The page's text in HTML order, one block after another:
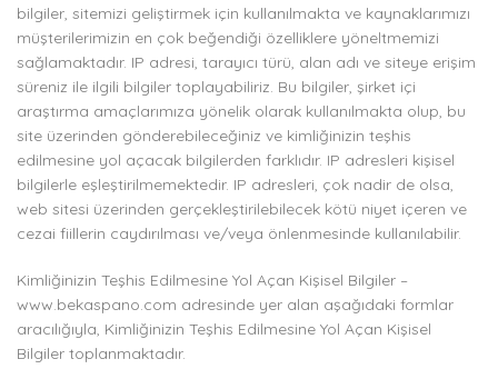
bilgiler, sitemizi geliştirmek için kullanılmakta ve kaynaklarımızı
müşterilerimizin en çok beğendiği özelliklere yöneltmemizi
sağlamaktadır. IP adresi, tarayıcı türü, alan adı ve siteye erişim
süreniz ile ilgili bilgiler toplayabiliriz. Bu bilgiler, şirket içi
araştırma amaçlarımıza yönelik olarak kullanılmakta olup, bu
site üzerinden gönderebileceğiniz ve kimliğinizin teşhis
edilmesine yol açacak bilgilerden farklıdır. IP adresleri kişisel
bilgilerle eşleştirilmemektedir. IP adresleri, çok nadir de olsa,
web sitesi üzerinden gerçekleştirilebilecek kötü niyet içeren ve
cezai fiillerin caydırılması ve/veya önlenmesinde kullanılabilir.
Kimliğinizin Teşhis Edilmesine Yol Açan Kişisel Bilgiler –
www.bekaspano.com adresinde yer alan aşağıdaki formlar
aracılığıyla, Kimliğinizin Teşhis Edilmesine Yol Açan Kişisel
Bilgiler toplanmaktadır.